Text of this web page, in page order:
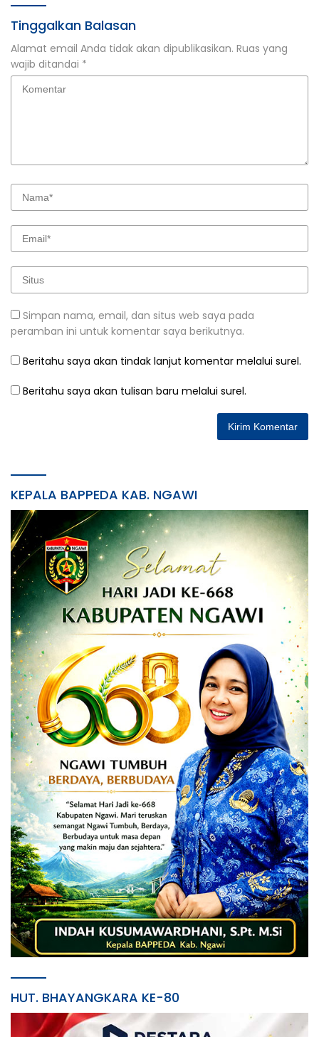
Tinggalkan Balasan
Alamat email Anda tidak akan dipublikasikan. Ruas yang
wajib ditandai *
Simpan nama, email, dan situs web saya pada
peramban ini untuk komentar saya berikutnya.
Beritahu saya akan tindak lanjut komentar melalui surel.
Beritahu saya akan tulisan baru melalui surel.
KEPALA BAPPEDA KAB. NGAWI
HUT. BHAYANGKARA KE-80